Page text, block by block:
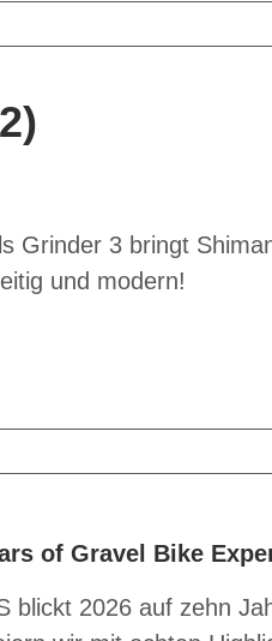
Grinder 3 bringt
und modern!
of Gravel Bike
blickt 2026 auf zehn